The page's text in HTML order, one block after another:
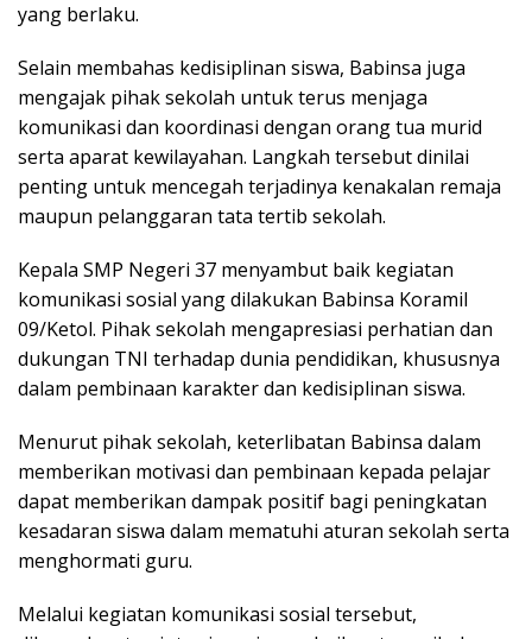
yang berlaku.
Selain membahas kedisiplinan siswa, Babinsa juga
mengajak pihak sekolah untuk terus menjaga
komunikasi dan koordinasi dengan orang tua murid
serta aparat kewilayahan. Langkah tersebut dinilai
penting untuk mencegah terjadinya kenakalan remaja
maupun pelanggaran tata tertib sekolah.
Kepala SMP Negeri 37 menyambut baik kegiatan
komunikasi sosial yang dilakukan Babinsa Koramil
09/Ketol. Pihak sekolah mengapresiasi perhatian dan
dukungan TNI terhadap dunia pendidikan, khususnya
dalam pembinaan karakter dan kedisiplinan siswa.
Menurut pihak sekolah, keterlibatan Babinsa dalam
memberikan motivasi dan pembinaan kepada pelajar
dapat memberikan dampak positif bagi peningkatan
kesadaran siswa dalam mematuhi aturan sekolah serta
menghormati guru.
Melalui kegiatan komunikasi sosial tersebut,